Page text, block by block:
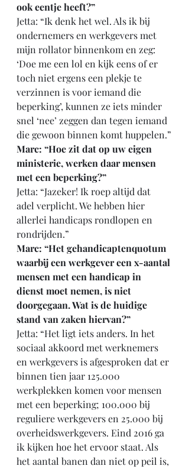
ook eentje heeft?”
Jetta: “Ik denk het wel. Als ik bij
ondernemers en werkgevers met
mijn rollator binnenkom en zeg:
‘Doe me een lol en kijk eens of er
toch niet ergens een plekje te
verzinnen is voor iemand die
beperking’, kunnen ze iets minder
snel ‘nee’ zeggen dan tegen iemand
die gewoon binnen komt huppelen.”
Marc: “Hoe zit dat op uw eigen
ministerie, werken daar mensen
met een beperking?”
Jetta: “Jazeker! Ik roep altijd dat
adel verplicht. We hebben hier
allerlei handicaps rondlopen en
rondrijden.”
Marc: “Het gehandicaptenquotum
waarbij een werkgever een x-aantal
mensen met een handicap in
dienst moet nemen, is niet
doorgegaan. Wat is de huidige
stand van zaken hiervan?”
Jetta: “Het ligt iets anders. In het
sociaal akkoord met werknemers
en werkgevers is afgesproken dat er
binnen tien jaar 125.000
werkplekken komen voor mensen
met een beperking; 100.000 bij
reguliere werkgevers en 25.000 bij
overheidswerkgevers. Eind 2016 ga
ik kijken hoe het ervoor staat. Als
het aantal banen dan niet op peil is,